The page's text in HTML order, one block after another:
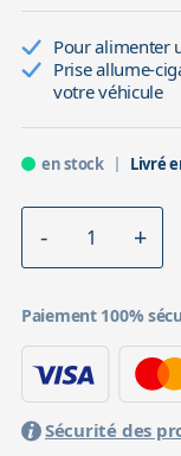
Pour alimenter
Prise allume-
votre véhicule
en stock Livré
Paiement 100%
Sécurité des